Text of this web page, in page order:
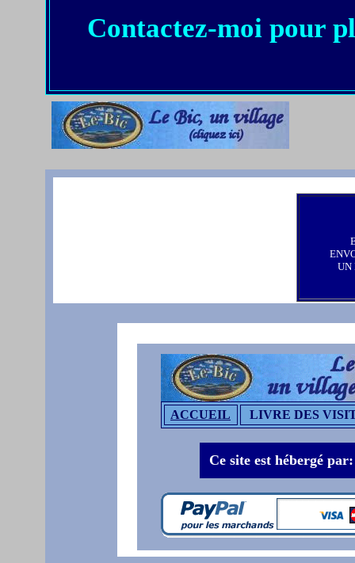
Contactez-moi pour
UN
ACCUEIL LIVRE DES
Ce site est hébergé par: